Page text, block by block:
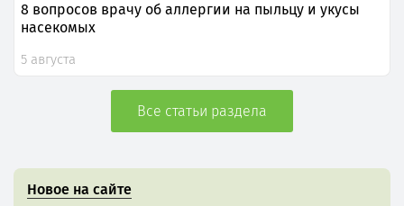
8 вопросов врачу об аллергии на пыльцу и укусы
насекомых
5 августа
Все статьи раздела
Новое на сайте